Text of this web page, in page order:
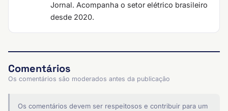
Jornal. Acompanha o setor elétrico brasileiro
desde 2020.
Comentários
Os comentários são moderados antes da publicação
Os comentários devem ser respeitosos e contribuir para um